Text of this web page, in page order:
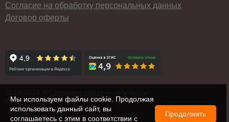
Согласие на обработку персональных данных
Договор оферты
Перспектива»
Мы используем файлы cookie. Продолжая
использовать данный сайт, вы
соглашаетесь с этим в соответствии с
Продолжить